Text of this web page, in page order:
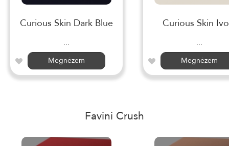
Curious Skin Dark Blue
...
Megnézem
Curious Skin
...
Megnézem
Favini Crush